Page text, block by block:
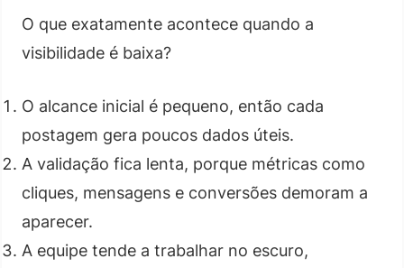
O que exatamente acontece quando a
visibilidade é baixa?
O alcance inicial é pequeno, então cada
postagem gera poucos dados úteis.
A validação fica lenta, porque métricas como
cliques, mensagens e conversões demoram a
aparecer.
A equipe tende a trabalhar no escuro,